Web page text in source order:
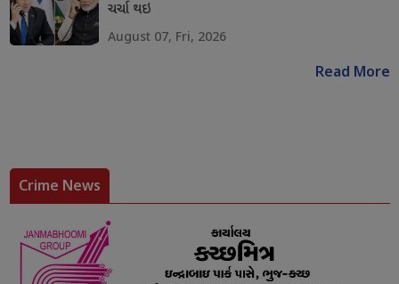
ચર્ચા થઇ
August 07, Fri, 2026
Read More
Crime News